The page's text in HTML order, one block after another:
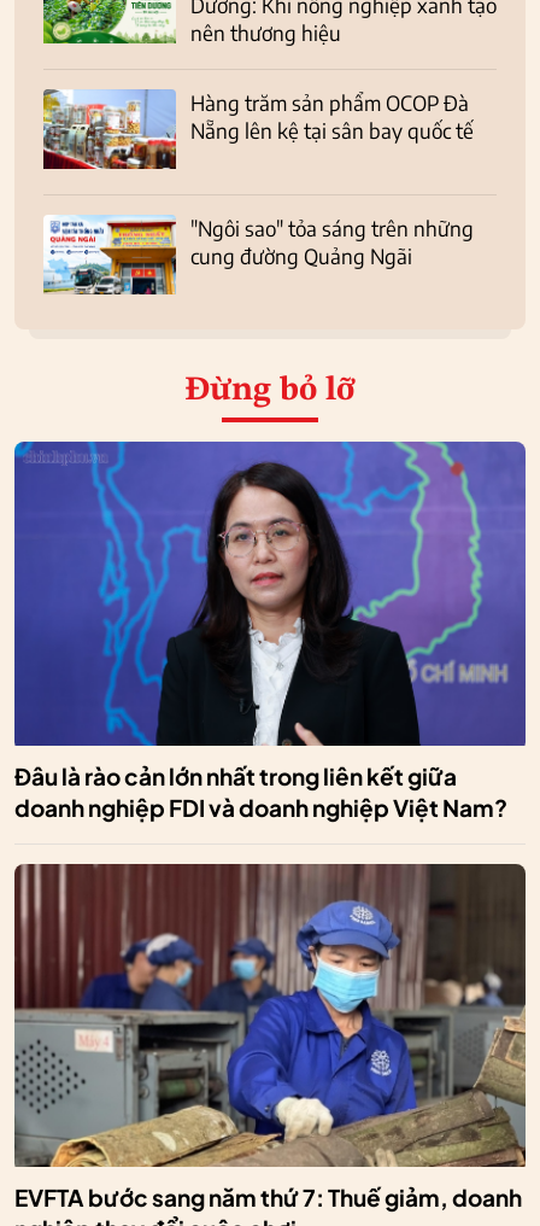
nên thương hiệu
Hàng trăm sản phẩm OCOP Đà
Nẵng lên kệ tại sân bay quốc tế
"Ngôi sao" tỏa sáng trên những
cung đường Quảng Ngãi
Đừng bỏ lỡ
Đâu là rào cản lớn nhất trong liên kết giữa
doanh nghiệp FDI và doanh nghiệp Việt Nam?
EVFTA bước sang năm thứ 7: Thuế giảm, doanh